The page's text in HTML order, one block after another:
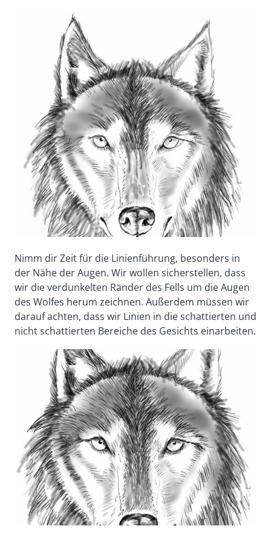
Nimm dir Zeit für die Linienführung, besonders in
der Nähe der Augen. Wir wollen sicherstellen, dass
wir die verdunkelten Ränder des Fells um die Augen
des Wolfes herum zeichnen. Außerdem müssen wir
darauf achten, dass wir Linien in die schattierten und
nicht schattierten Bereiche des Gesichts einarbeiten.